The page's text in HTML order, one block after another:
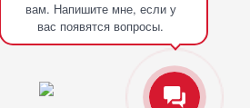
вам. Напишите мне, если у
вас появятся вопросы.